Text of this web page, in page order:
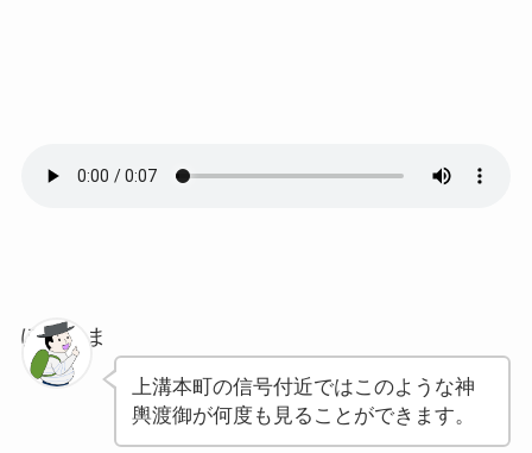
ぽちゃま
上溝本町の信号付近ではこのような神
輿渡御が何度も見ることができます。